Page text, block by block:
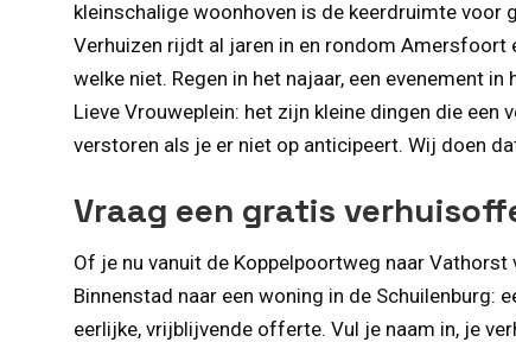
kleinschalige woonhoven is de keerdruimte voor
Verhuizen rijdt al jaren in en rondom Amersfoort
welke niet. Regen in het najaar, een evenement
Lieve Vrouweplein: het zijn kleine dingen die een
verstoren als je er niet op anticipeert. Wij doen
Vraag een gratis
Of je nu vanuit de Koppelpoortweg naar
Binnenstad naar een woning in de Schuilenburg:
eerlijke, vrijblijvende offerte. Vul je naam in, je